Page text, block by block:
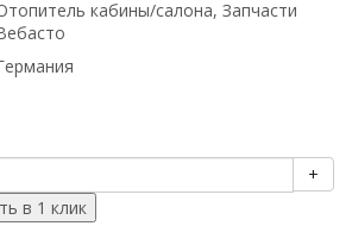
кабины/салона, Запчасти
+